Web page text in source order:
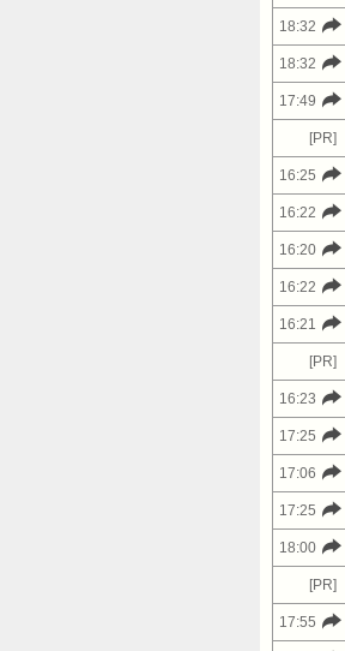
18:32
18:32
17:49
[PR]
16:25
16:22
16:20
16:22
16:21
[PR]
16:23
17:25
17:06
17:25
18:00
[PR]
17:55